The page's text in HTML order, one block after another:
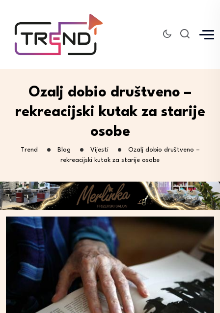
Ozalj dobio društveno –
rekreacijski kutak za starije
osobe
Trend Blog Vijesti
Ozalj dobio društveno –
rekreacijski kutak za starije osobe